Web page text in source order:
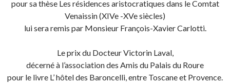
pour sa thèse Les résidences aristocratiques dans le Comtat
Venaissin (XIVe -XVe siècles)
lui sera remis par Monsieur François-Xavier Carlotti.
Le prix du Docteur Victorin Laval,
décerné à l’association des Amis du Palais du Roure
pour le livre L’ hôtel des Baroncelli, entre Toscane et Provence.